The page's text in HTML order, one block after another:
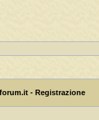
- Registrazione